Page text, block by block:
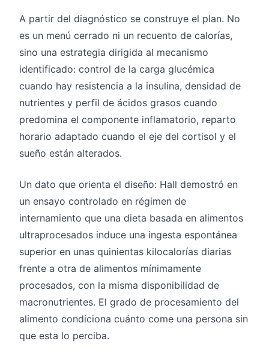
A partir del diagnóstico se construye el plan. No
es un menú cerrado ni un recuento de calorías,
sino una estrategia dirigida al mecanismo
identificado: control de la carga glucémica
cuando hay resistencia a la insulina, densidad de
nutrientes y perfil de ácidos grasos cuando
predomina el componente inflamatorio, reparto
horario adaptado cuando el eje del cortisol y el
sueño están alterados.
Un dato que orienta el diseño: Hall demostró en
un ensayo controlado en régimen de
internamiento que una dieta basada en alimentos
ultraprocesados induce una ingesta espontánea
superior en unas quinientas kilocalorías diarias
frente a otra de alimentos mínimamente
procesados, con la misma disponibilidad de
macronutrientes. El grado de procesamiento del
alimento condiciona cuánto come una persona sin
que esta lo perciba.